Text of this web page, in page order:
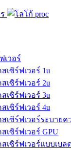
เวอร์
สเซิร์ฟเวอร์ 1u
สเซิร์ฟเวอร์ 2u
สเซิร์ฟเวอร์ 3u
สเซิร์ฟเวอร์ 4u
สเซิร์ฟเวอร์ระบาย
สเซิร์ฟเวอร์ GPU
สเซิร์ฟเวอร์แบบเบล